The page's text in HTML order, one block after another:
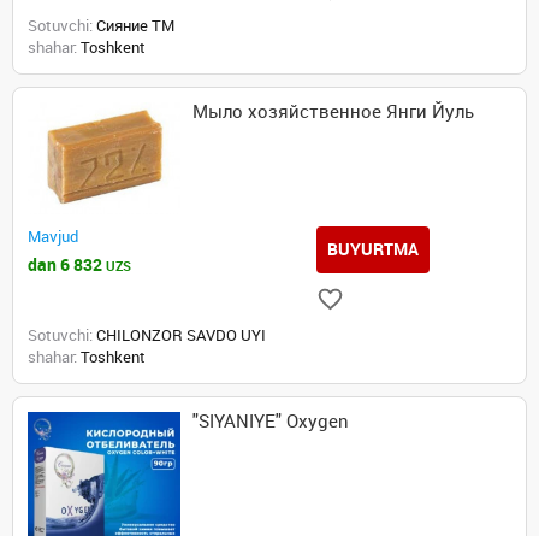
Sotuvchi: Сияние ТМ
shahar: Toshkent
Мыло хозяйственное Янги Йуль
Mavjud
dan 6 832 UZS
BUYURTMA
Sotuvchi: CHILONZOR SAVDO UYI
shahar: Toshkent
"SIYANIYE" Oxygen